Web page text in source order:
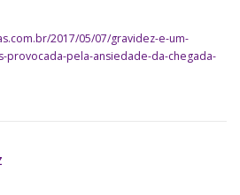
2017/05/07/gravidez-e-um-
pela-ansiedade-da-chegada-